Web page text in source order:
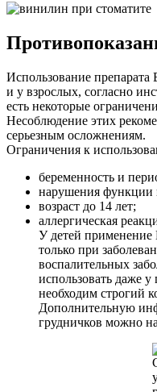
Использование
и у взрослых, согласно
есть некоторые
Несоблюдение этих
серьезным осложнениям.
Ограничения к
беременность и
нарушения функции
возраст до 14 лет;
аллергическая
У детей применение
только при
воспалительных
использовать даже
необходим строгий
Дополнительную
грудничков можно